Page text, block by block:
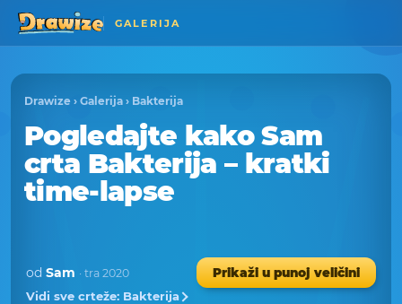
GALERIJA
Drawize › Galerija › Bakterija
Pogledajte kako Sam
crta Bakterija – kratki
time-lapse
od Sam · tra 2020
Prikaži u punoj veličini
Vidi sve crteže: Bakterija